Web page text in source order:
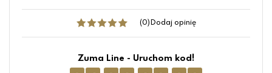
(0) Dodaj opinię
Zuma Line - Uruchom kod!